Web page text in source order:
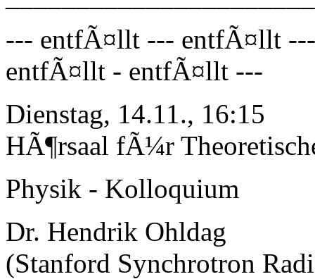
--- entfÃ¤llt --- entfÃ¤llt
entfÃ¤llt - entfÃ¤llt ---
Dienstag, 14.11., 16:15
HÃ¶rsaal fÃ¼r
Physik - Kolloquium
Dr. Hendrik Ohldag
(Stanford Synchrotron